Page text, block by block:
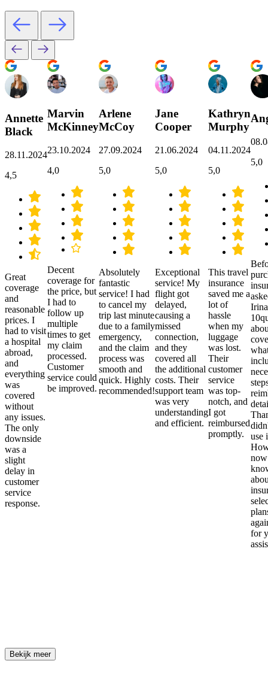
Annette
Black
28.11.2024
4,5
Great
coverage
and
reasonable
prices. I
had to visit
a hospital
abroad,
and
everything
was
covered
without
any issues.
The only
downside
was a
slight
delay in
customer
service
response.
Marvin
McKinney
23.10.2024
4,0
Decent
coverage for
the price, but
I had to
follow up
multiple
times to get
my claim
processed.
Customer
service could
be improved.
Arlene
McCoy
27.09.2024
5,0
Absolutely
fantastic
service! I had
to cancel my
trip last minute
due to a family
emergency,
and the claim
process was
smooth and
quick. Highly
recommended!
Jane
Cooper
21.06.2024
5,0
Exceptional
service! My
flight got
delayed,
causing a
missed
connection,
and they
covered all
the additional
costs. Their
support team
was very
understanding
and efficient.
Kathryn
Murphy
04.11.2024
5,0
This travel
insurance
saved me a
lot of
hassle
when my
luggage
was lost.
Their
customer
service
was top-
notch, and
I got
reimbursed
promptly.
5,0
use
for
Bekijk meer